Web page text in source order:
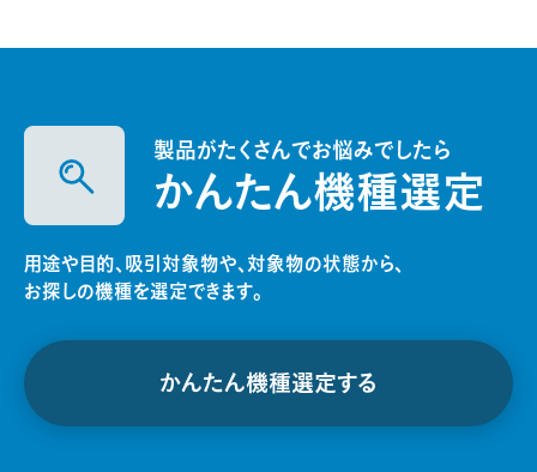
製品がたくさんでお悩みでしたら
かんたん機種選定
用途や目的、吸引対象物や、対象物の状態から、
お探しの機種を選定できます。
かんたん機種選定する